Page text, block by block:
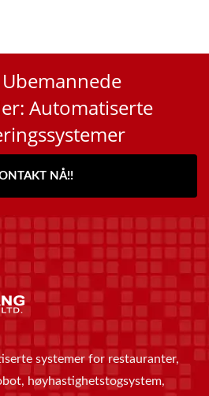
Automatiserte
NÅ!!
systemer for restauranter,
høyhastighetstogsystem,